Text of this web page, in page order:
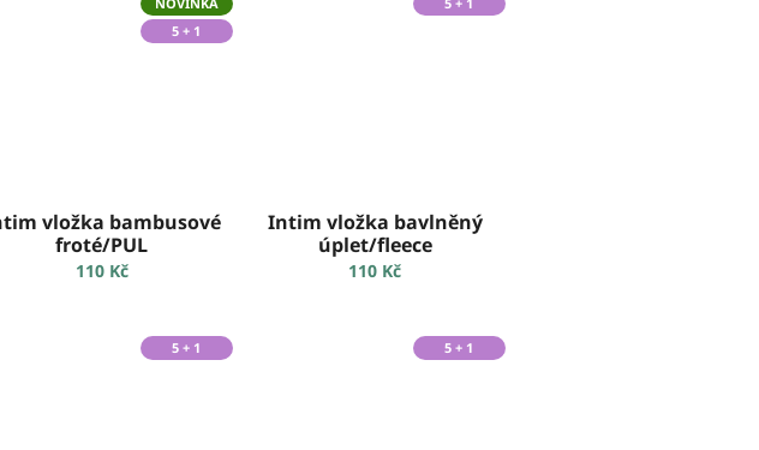
5 + 1
vložka bambusové
froté/PUL
110 Kč
Intim vložka bavlněný
úplet/fleece
110 Kč
5 + 1 5 + 1